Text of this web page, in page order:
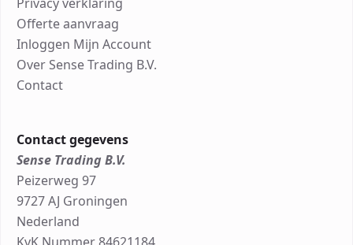
Offerte aanvraag
Inloggen Mijn Account
Over Sense Trading B.V.
Contact
Contact gegevens
Sense Trading B.V.
Peizerweg 97
9727 AJ Groningen
Nederland